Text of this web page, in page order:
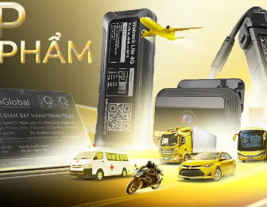
Ưu đãi nổi bật
Thiết bị định vị ô tô TG01 4G: Tắt máy từ xa, Chống trộm 24/7
Ưu đãi